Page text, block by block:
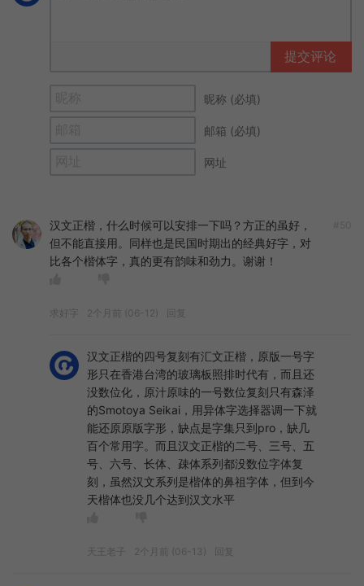
提交评论
昵称 (必填)
邮箱 (必填)
网址
汉文正楷，什么时候可以安排一下吗？方正的虽好，
但不能直接用。同样也是民国时期出的经典好字，对
比各个楷体字，真的更有韵味和劲力。谢谢！
求好字 2个月前 (06-12) 回复
汉文正楷的四号复刻有汇文正楷，原版一号字
形只在香港台湾的玻璃板照排时代有，而且还
没数位化，原汁原味的一号数位复刻只有森泽
的Smotoya Seikai，用异体字选择器调一下就
能还原原版字形，缺点是字集只到pro，缺几
百个常用字。而且汉文正楷的二号、三号、五
号、六号、长体、疎体系列都没数位字体复
刻，虽然汉文系列是楷体的鼻祖字体，但到今
天楷体也没几个达到汉文水平
天王老子 2个月前 (06-13) 回复